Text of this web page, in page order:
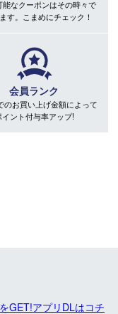
能なクーポンはその時々で
す。こまめにチェック！
会員ランク
のお買い上げ金額によって
イント付与率アップ!
GET!アプリDLはコチ